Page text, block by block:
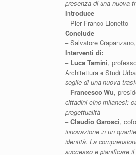
presenza di una nuova
Introduce
– Pier Franco Lionetto
Conclude
– Salvatore
Interventi di:
– Luca Tamini,
Architettura e Studi
soglie di una nuova
– Francesco Wu,
cittadini cino-milanesi:
progettualità
–Claudio Garosci,
innovazione in un
identità. La
successo e pianificare il